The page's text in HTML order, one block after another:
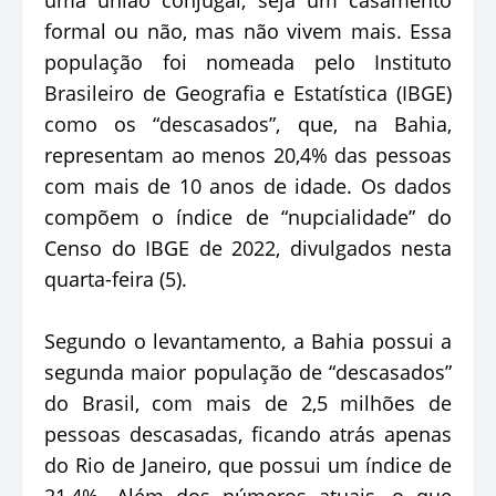
formal ou não, mas não vivem mais. Essa
população foi nomeada pelo Instituto
Brasileiro de Geografia e Estatística (IBGE)
como os “descasados”, que, na Bahia,
representam ao menos 20,4% das pessoas
com mais de 10 anos de idade. Os dados
compõem o índice de “nupcialidade” do
Censo do IBGE de 2022, divulgados nesta
quarta-feira (5).
Segundo o levantamento, a Bahia possui a
segunda maior população de “descasados”
do Brasil, com mais de 2,5 milhões de
pessoas descasadas, ficando atrás apenas
do Rio de Janeiro, que possui um índice de